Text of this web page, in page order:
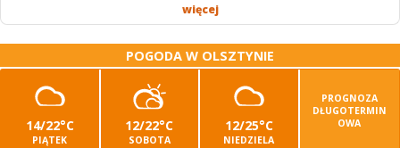
więcej
POGODA W OLSZTYNIE
14/22°C
PIĄTEK
12/22°C
SOBOTA
12/25°C
NIEDZIELA
PROGNOZA
DŁUGOTERMIN
OWA